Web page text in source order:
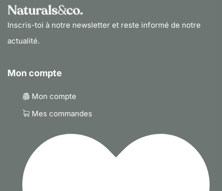
Inscris-toi à notre newsletter et reste informé de notre
actualité.
Mon compte
Mon compte
Mes commandes